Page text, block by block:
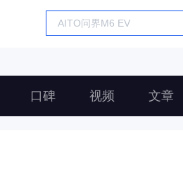
口碑 视频 文章